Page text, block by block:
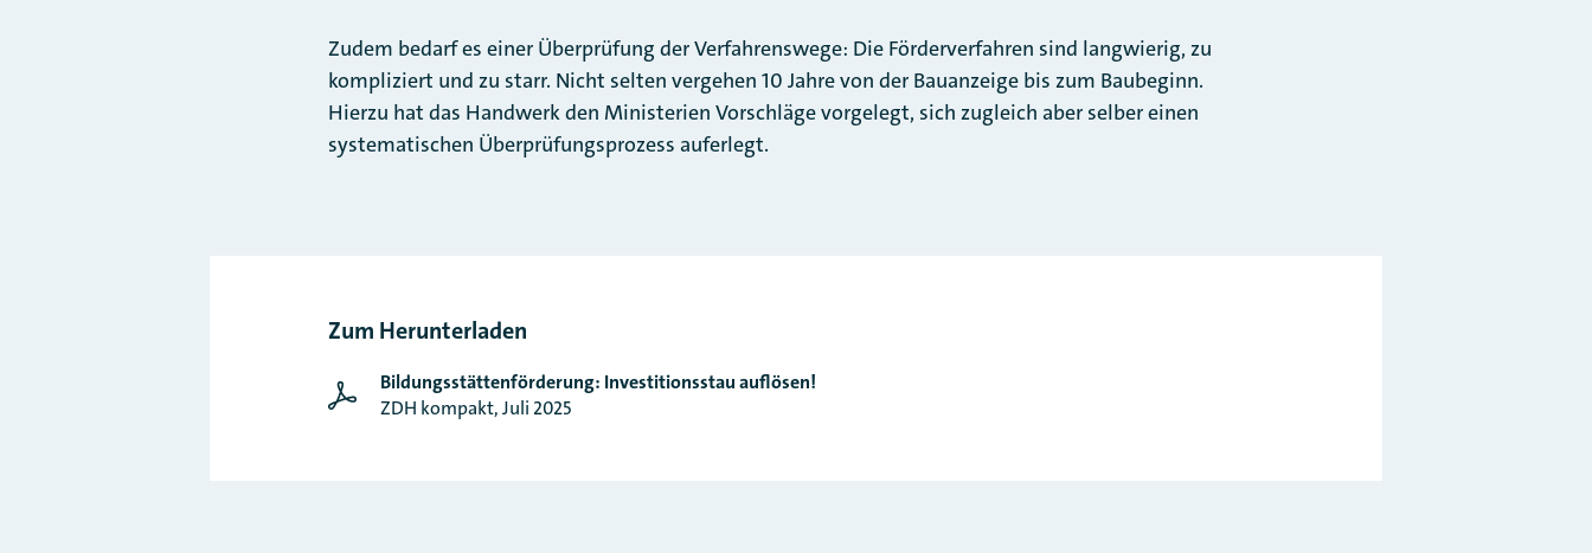
Zudem bedarf es einer Überprüfung der Verfahrenswege: Die Förderverfahren sind langwierig, zu
kompliziert und zu starr. Nicht selten vergehen 10 Jahre von der Bauanzeige bis zum Baubeginn.
Hierzu hat das Handwerk den Ministerien Vorschläge vorgelegt, sich zugleich aber selber einen
systematischen Überprüfungsprozess auferlegt.
Zum Herunterladen
Bildungsstättenförderung: Investitionsstau auflösen!
ZDH kompakt, Juli 2025